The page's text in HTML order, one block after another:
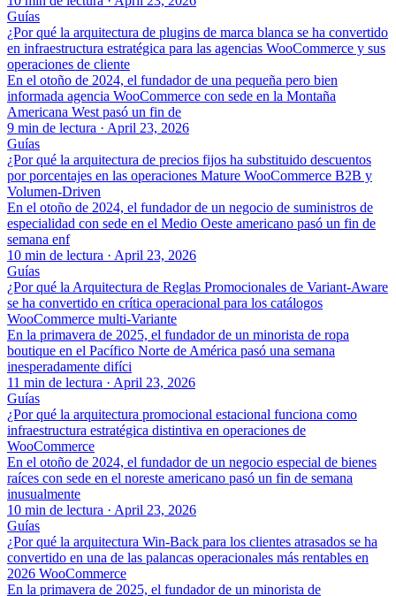
Guías
¿Por qué la arquitectura de plugins de marca blanca se ha convertido
en infraestructura estratégica para las agencias WooCommerce y sus
operaciones de cliente
En el otoño de 2024, el fundador de una pequeña pero bien
informada agencia WooCommerce con sede en la Montaña
Americana West pasó un fin de
9 min de lectura · April 23, 2026
Guías
¿Por qué la arquitectura de precios fijos ha substituido descuentos
por porcentajes en las operaciones Mature WooCommerce B2B y
Volumen-Driven
En el otoño de 2024, el fundador de un negocio de suministros de
especialidad con sede en el Medio Oeste americano pasó un fin de
semana enf
10 min de lectura · April 23, 2026
Guías
¿Por qué la Arquitectura de Reglas Promocionales de Variant-Aware
se ha convertido en crítica operacional para los catálogos
WooCommerce multi-Variante
En la primavera de 2025, el fundador de un minorista de ropa
boutique en el Pacífico Norte de América pasó una semana
inesperadamente difíci
11 min de lectura · April 23, 2026
Guías
¿Por qué la arquitectura promocional estacional funciona como
infraestructura estratégica distintiva en operaciones de
WooCommerce
En el otoño de 2024, el fundador de un negocio especial de bienes
raíces con sede en el noreste americano pasó un fin de semana
inusualmente
10 min de lectura · April 23, 2026
Guías
¿Por qué la arquitectura Win-Back para los clientes atrasados se ha
convertido en una de las palancas operacionales más rentables en
2026 WooCommerce
En la primavera de 2025, el fundador de un minorista de